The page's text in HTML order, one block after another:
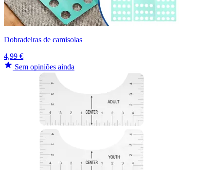
Dobradeiras de camisolas
4,99 €
Sem opiniões ainda